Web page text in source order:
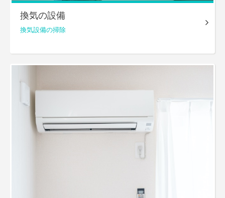
換気の設備
換気設備の掃除